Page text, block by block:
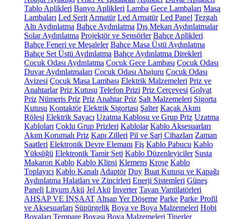
Tablo Aplikleri Banyo Aplikleri Lamba Gece Lambaları Masa
Lambaları Led Şerit Armatür Led Armatür Led Panel Tezgah
Altı Aydınlatma Bahçe Aydınlatma Dış Mekan Aydınlatmalar
Solar Aydınlatma Projektör ve Sensörler Bahçe Aplikleri
Bahçe Feneri ve Meşaleler Bahçe Masa Üstü Aydınlatma
Bahçe Set Üstü Aydınlatma Bahçe Aydınlatma Direkleri
Çocuk Odası Aydınlatma Çocuk Gece Lambası Çocuk Odası
Duvar Aydınlatmaları Çocuk Odası Abajuru Çocuk Odası
Avizesi Çocuk Masa Lambası Elektrik Malzemeleri Priz ve
Anahtarlar Priz Kutusu Telefon Prizi Priz Çerçevesi Golyat
Priz Nümeris Priz Priz Anahtar Priz Şalt Malzemeleri Sigorta
Kutusu Kontaktör Elektrik Sigortası Şalter Kaçak Akım
Rölesi Elektrik Sayacı Uzatma Kablosu ve Grup Priz Uzatma
Kabloları Çoklu Grup Prizleri Kablolar Kablo Aksesuarları
Akım Korumalı Priz Kapı Zilleri Pil ve Şarj Cihazları Zaman
Saatleri Elektronik Devre Elemanı Fiş Kablo Pabucu Kablo
Yüksüğü Elektronik Tamir Seti Kablo Düzenleyiciler Susta
Makaron Kablo Kablo Klipsi Klemens Kroşe Kablo
Toplayıcı Kablo Kanalı Adaptör Duy Buat Kutusu ve Kapağı
Aydınlatma Halatları ve Zincirleri Enerji Sistemleri Güneş
Paneli Lityum Akü Jel Akü İnverter Tavan Vantilatörleri
AHŞAP VE İNŞAAT Ahşap Yer Döşeme Parke Parke Profil
ve Aksesuarları Süpürgelik Boya ve Boya Malzemeleri Hobi
Boyaları Tempare Boyası Boya Malzemeleri Tinerler